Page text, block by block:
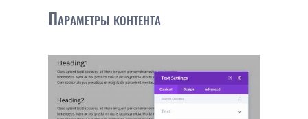
Параметры контента